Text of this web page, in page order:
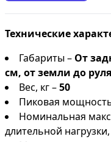
Технические
Габариты – От
см, от земли до
Вес, кг –50
Пиковая
Номинальная
длительной